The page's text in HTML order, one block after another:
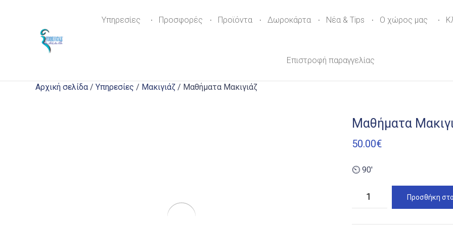
Υπηρεσίες Προσφορές Προϊόντα Δωροκάρτα Νέα & Tips Ο χώρος μας
Επιστροφή παραγγελίας
Αρχική σελίδα / Υπηρεσίες / Μακιγιάζ / Μαθήματα Μακιγιάζ
Μαθήματα
50.00€
⏲ 90′
Προσθήκη